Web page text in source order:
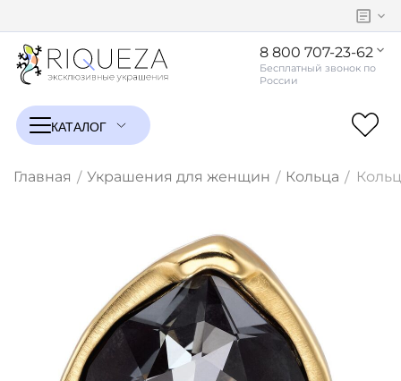
8 800 707-23-62
Главная / Украшения для женщин / Кольца /